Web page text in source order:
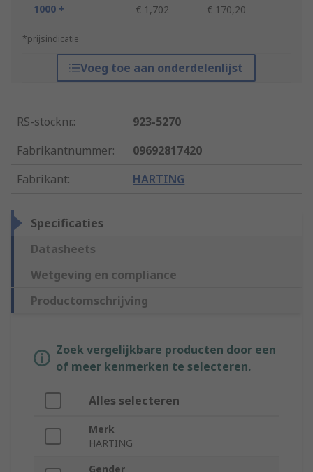
1000 +
€ 1,702 € 170,20
*prijsindicatie
Voeg toe aan onderdelenlijst
RS-stocknr.:
923-5270
Fabrikantnummer:
09692817420
Fabrikant: HARTING
Specificaties
Datasheets
Wetgeving en compliance
Productomschrijving
Zoek vergelijkbare producten door een
of meer kenmerken te selecteren.
Alles selecteren
Merk
HARTING
Gender